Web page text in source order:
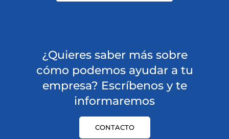
¿Quieres saber más sobre
cómo podemos ayudar a tu
empresa? Escríbenos y te
informaremos
CONTACTO